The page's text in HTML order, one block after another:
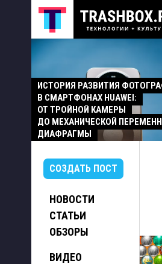
ИСТОРИЯ РАЗВИТИЯ
В СМАРТФОНАХ HUAWEI:
ОТ ТРОЙНОЙ КАМЕРЫ
ДО МЕХАНИЧЕСКОЙ
ДИАФРАГМЫ
СОЗДАТЬ ПОСТ
НОВОСТИ
СТАТЬИ
ОБЗОРЫ
ВИДЕО